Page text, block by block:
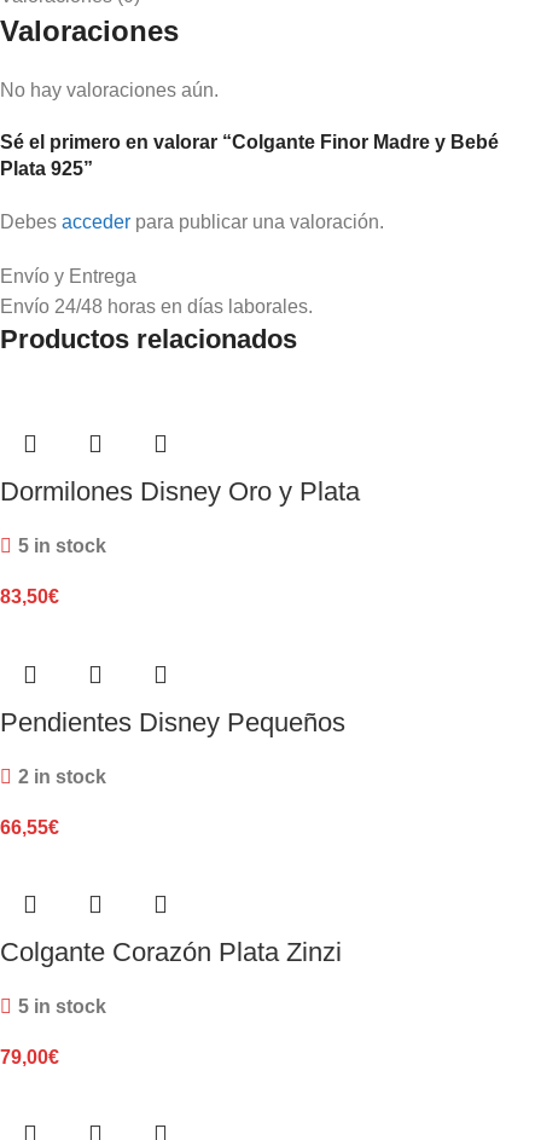
Valoraciones
No hay valoraciones aún.
Sé el primero en valorar “Colgante Finor Madre y Bebé
Plata 925”
Debes acceder para publicar una valoración.
Envío y Entrega
Envío 24/48 horas en días laborales.
Productos relacionados
Dormilones Disney Oro y Plata
5 in stock
83,50€
Pendientes Disney Pequeños
2 in stock
66,55€
Colgante Corazón Plata Zinzi
5 in stock
79,00€